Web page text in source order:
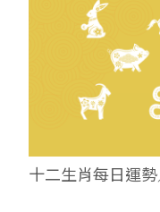
十二生肖每日運勢